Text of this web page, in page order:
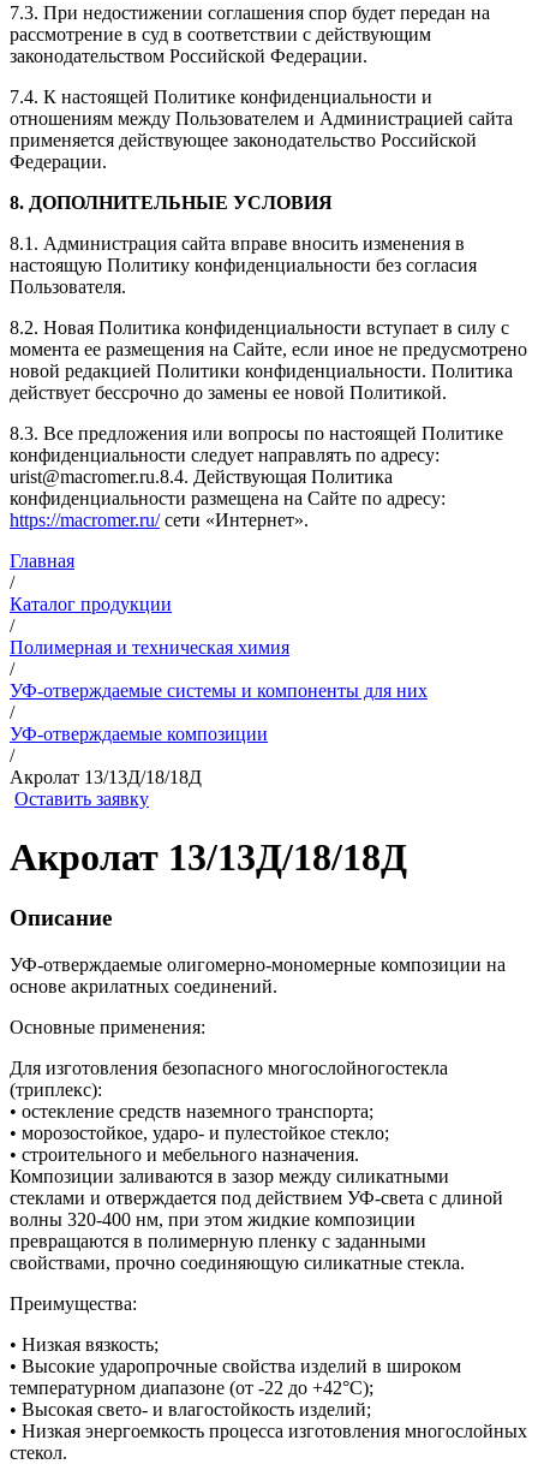
7.3. При недостижении соглашения спор будет передан на
рассмотрение в суд в соответствии с действующим
законодательством Российской Федерации.
7.4. К настоящей Политике конфиденциальности и
отношениям между Пользователем и Администрацией сайта
применяется действующее законодательство Российской
Федерации.
8. ДОПОЛНИТЕЛЬНЫЕ УСЛОВИЯ
8.1. Администрация сайта вправе вносить изменения в
настоящую Политику конфиденциальности без согласия
Пользователя.
8.2. Новая Политика конфиденциальности вступает в силу с
момента ее размещения на Сайте, если иное не предусмотрено
новой редакцией Политики конфиденциальности. Политика
действует бессрочно до замены ее новой Политикой.
8.3. Все предложения или вопросы по настоящей Политике
конфиденциальности следует направлять по адресу:
urist@macromer.ru.8.4. Действующая Политика
конфиденциальности размещена на Сайте по адресу:
https://macromer.ru/сети «Интернет».
Главная
/
Каталог продукции
/
Полимерная и техническая химия
/
УФ-отверждаемые системы и компоненты для них
/
УФ-отверждаемые композиции
/
Акролат 13/13Д/18/18Д
Оставить заявку
Акролат 13/13Д/18/18Д
Описание
УФ-отверждаемые олигомерно-мономерные композиции на
основе акрилатных соединений.
Основные применения:
Для изготовления безопасного многослойногостекла
(триплекс):
• остекление средств наземного транспорта;
• морозостойкое, ударо- и пулестойкое стекло;
• строительного и мебельного назначения.
Композиции заливаются в зазор между силикатными
стеклами и отверждается под действием УФ-света с длиной
волны 320-400 нм, при этом жидкие композиции
превращаются в полимерную пленку с заданными
свойствами, прочно соединяющую силикатные стекла.
Преимущества:
• Низкая вязкость;
• Высокие ударопрочные свойства изделий в широком
температурном диапазоне (от -22 до +42°C);
• Высокая свето- и влагостойкость изделий;
• Низкая энергоемкость процесса изготовления многослойных
стекол.